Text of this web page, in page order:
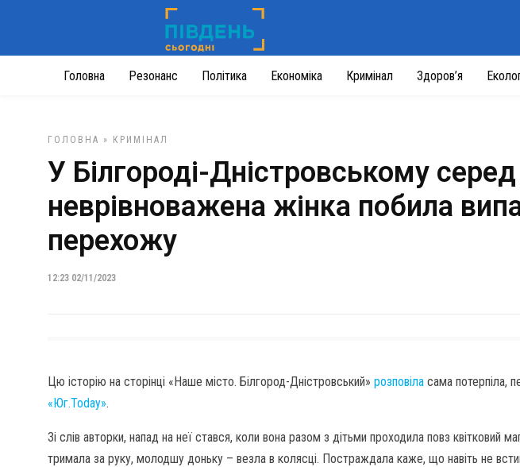
Головна Резонанс Політика Економіка Кримінал Здоров’я
ГОЛОВНА » КРИМІНАЛ
У Білгороді-Дністровському
неврівноважена жінка побила
перехожу
12:23 02/11/2023
Цю історію на сторінці «Наше місто. Білгород-Дністровський» розповіла сама потерпіла,
«Юг.Today».
Зі слів авторки, напад на неї стався, коли вона разом з дітьми проходила повз квітковий
тримала за руку, молодшу доньку – везла в колясці. Постраждала каже, що навіть не